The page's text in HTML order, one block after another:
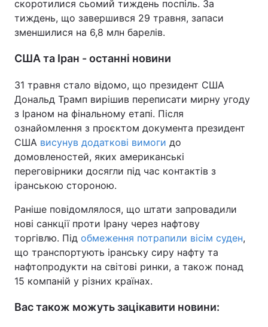
скоротилися сьомий тиждень поспіль. За
тиждень, що завершився 29 травня, запаси
зменшилися на 6,8 млн барелів.
США та Іран - останні новини
31 травня стало відомо, що президент США
Дональд Трамп вирішив переписати мирну угоду
з Іраном на фінальному етапі. Після
ознайомлення з проєктом документа президент
США висунув додаткові вимоги до
домовленостей, яких американські
переговірники досягли під час контактів з
іранською стороною.
Раніше повідомлялося, що штати запровадили
нові санкції проти Ірану через нафтову
торгівлю. Під обмеження потрапили вісім суден,
що транспортують іранську сиру нафту та
нафтопродукти на світові ринки, а також понад
15 компаній у різних країнах.
Вас також можуть зацікавити новини: